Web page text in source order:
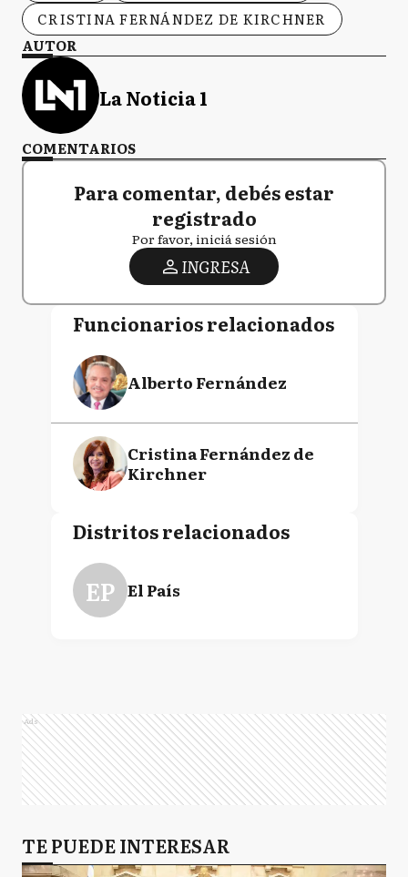
CRISTINA FERNÁNDEZ DE KIRCHNER
AUTOR
La Noticia 1
COMENTARIOS
Para comentar, debés estar
registrado
Por favor, iniciá sesión
INGRESA
Funcionarios relacionados
Alberto Fernández
Cristina Fernández de
Kirchner
Distritos relacionados
EP El País
Ads
TE PUEDE INTERESAR